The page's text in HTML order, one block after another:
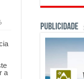
a
PUBLICIDADE